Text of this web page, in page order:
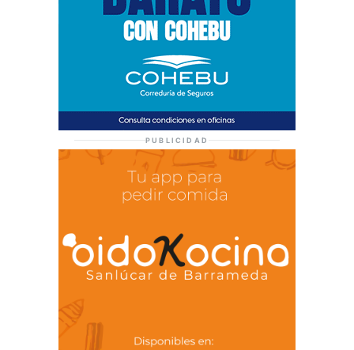
PUBLICIDAD